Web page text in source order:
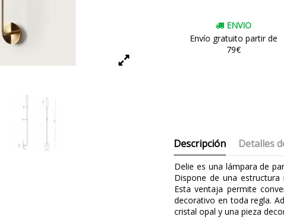
ENVIO
Envío gratuito partir de
79€
Descripción Detalles
Delie es una lámpara de
Dispone de una
Esta ventaja permite
decorativo en toda regla.
cristal opal y una pieza